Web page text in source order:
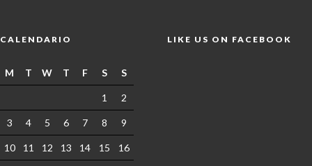
CALENDARIO
M T W T F S S
1 2
3 4 5 6 7 8 9
10 11 12 13 14 15 16
LIKE US ON FACEBOOK